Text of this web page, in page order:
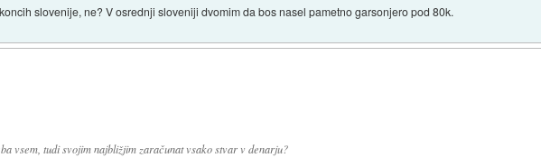
slovenije, ne? V osrednji sloveniji dvomim da bos nasel pametno garsonjero pod 80k.
vsem, tudi svojim najbližjim zaračunat vsako stvar v denarju?